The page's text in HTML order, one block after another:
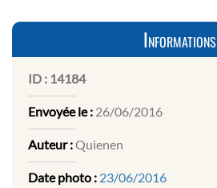
Informations
ID : 14184
Envoyée le : 26/06/2016
Auteur :Quienen
Date photo : 23/06/2016